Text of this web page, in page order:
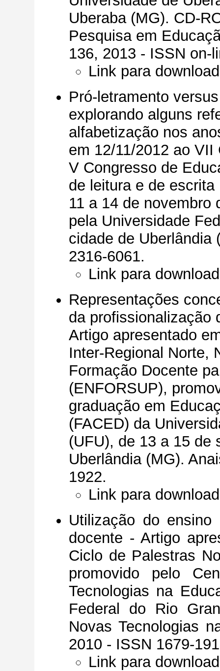
Uberaba (MG). CD-
Pesquisa em
136, 2013 - ISSN on-
Link para
Pró-letramento
explorando alguns
alfabetização nos
em 12/11/2012 ao
V Congresso de
de leitura e de
11 a 14 de
pela Universidade
cidade de Uberlândia
2316-6061.
Link para
Representações
da profissionalização
Artigo apresentado
Inter-Regional Norte,
Formação Docente
(ENFORSUP),
graduação em
(FACED) da
(UFU), de 13 a 15 de
Uberlândia (MG).
1922.
Link para
Utilização do
docente - Artigo
Ciclo de Palestras
promovido pelo
Tecnologias na
Federal do Rio
Novas Tecnologias
2010 - ISSN 1679-
Link para